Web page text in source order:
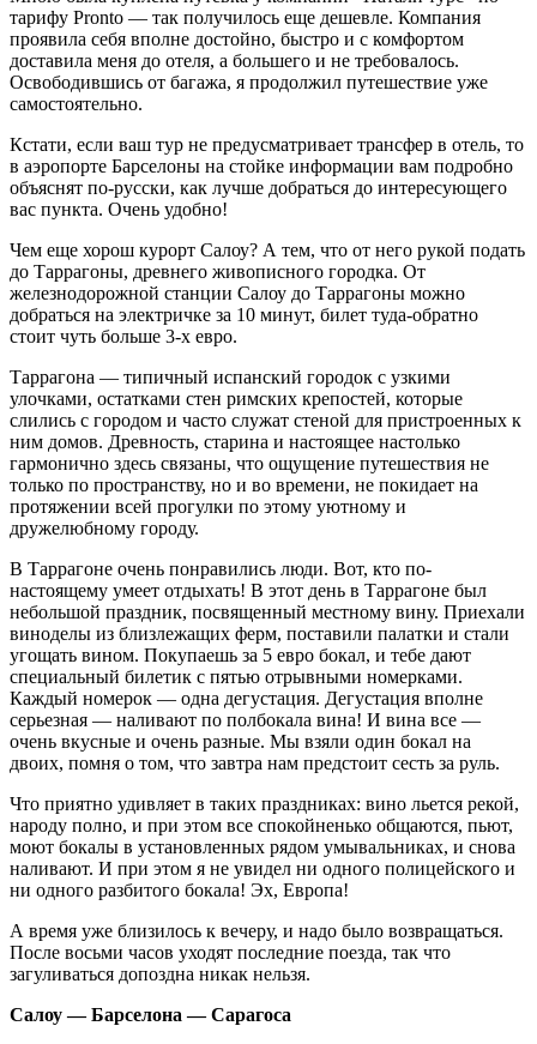
тарифу Pronto — так получилось еще дешевле. Компания
проявила себя вполне достойно, быстро и с комфортом
доставила меня до отеля, а большего и не требовалось.
Освободившись от багажа, я продолжил путешествие уже
самостоятельно.
Кстати, если ваш тур не предусматривает трансфер в отель, то
в аэропорте Барселоны на стойке информации вам подробно
объяснят по-русски, как лучше добраться до интересующего
вас пункта. Очень удобно!
Чем еще хорош курорт Салоу? А тем, что от него рукой подать
до Таррагоны, древнего живописного городка. От
железнодорожной станции Салоу до Таррагоны можно
добраться на электричке за 10 минут, билет туда-обратно
стоит чуть больше 3-х евро.
Таррагона — типичный испанский городок с узкими
улочками, остатками стен римских крепостей, которые
слились с городом и часто служат стеной для пристроенных к
ним домов. Древность, старина и настоящее настолько
гармонично здесь связаны, что ощущение путешествия не
только по пространству, но и во времени, не покидает на
протяжении всей прогулки по этому уютному и
дружелюбному городу.
В Таррагоне очень понравились люди. Вот, кто по-
настоящему умеет отдыхать! В этот день в Таррагоне был
небольшой праздник, посвященный местному вину. Приехали
виноделы из близлежащих ферм, поставили палатки и стали
угощать вином. Покупаешь за 5 евро бокал, и тебе дают
специальный билетик с пятью отрывными номерками.
Каждый номерок — одна дегустация. Дегустация вполне
серьезная — наливают по полбокала вина! И вина все —
очень вкусные и очень разные. Мы взяли один бокал на
двоих, помня о том, что завтра нам предстоит сесть за руль.
Что приятно удивляет в таких праздниках: вино льется рекой,
народу полно, и при этом все спокойненько общаются, пьют,
моют бокалы в установленных рядом умывальниках, и снова
наливают. И при этом я не увидел ни одного полицейского и
ни одного разбитого бокала! Эх, Европа!
А время уже близилось к вечеру, и надо было возвращаться.
После восьми часов уходят последние поезда, так что
загуливаться допоздна никак нельзя.
Салоу — Барселона — Сарагоса